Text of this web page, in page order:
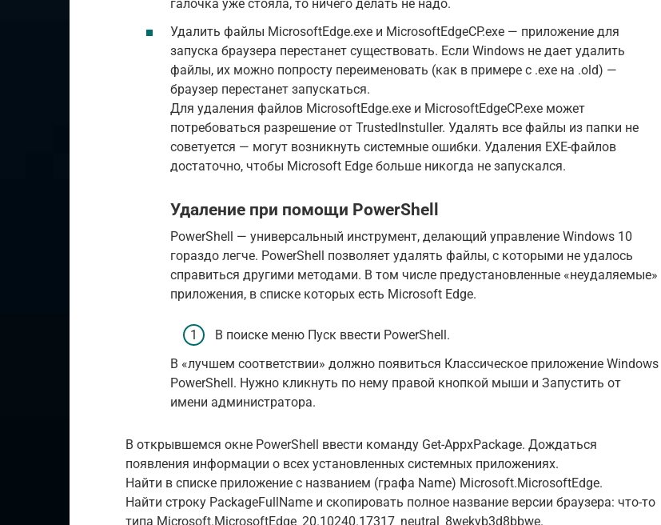
галочка уже стояла, то ничего делать не надо.
Удалить файлы MicrosoftEdge.exe и MicrosoftEdgeCP.exe — приложение для
запуска браузера перестанет существовать. Если Windows не дает удалить
файлы, их можно попросту переименовать (как в примере с .exe на .old) —
браузер перестанет запускаться.
Для удаления файлов MicrosoftEdge.exe и MicrosoftEdgeCP.exe может
потребоваться разрешение от TrustedInstuller. Удалять все файлы из папки не
советуется — могут возникнуть системные ошибки. Удаления EXE-файлов
достаточно, чтобы Microsoft Edge больше никогда не запускался.
Удаление при помощи PowerShell
PowerShell — универсальный инструмент, делающий управление Windows 10
гораздо легче. PowerShell позволяет удалять файлы, с которыми не удалось
справиться другими методами. В том числе предустановленные «неудаляемые»
приложения, в списке которых есть Microsoft Edge.
В поиске меню Пуск ввести PowerShell.
В «лучшем соответствии» должно появиться Классическое приложение Windows
PowerShell. Нужно кликнуть по нему правой кнопкой мыши и Запустить от
имени администратора.
В открывшемся окне PowerShell ввести команду Get-AppxPackage. Дождаться
появления информации о всех установленных системных приложениях.
Найти в списке приложение с названием (графа Name) Microsoft.MicrosoftEdge.
Найти строку PackageFullName и скопировать полное название версии браузера: что-то
типа Microsoft.MicrosoftEdge_20.10240.17317_neutral_8wekyb3d8bbwe.